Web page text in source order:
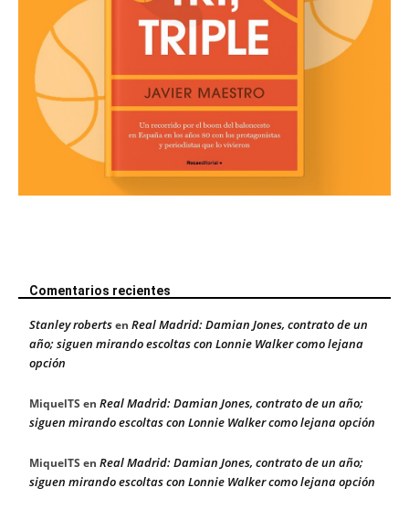
Comentarios recientes
Stanley robertsen Real Madrid: Damian Jones, contrato de un
año; siguen mirando escoltas con Lonnie Walker como lejana
opción
MiquelTS en Real Madrid: Damian Jones, contrato de un año;
siguen mirando escoltas con Lonnie Walker como lejana opción
MiquelTS en Real Madrid: Damian Jones, contrato de un año;
siguen mirando escoltas con Lonnie Walker como lejana opción